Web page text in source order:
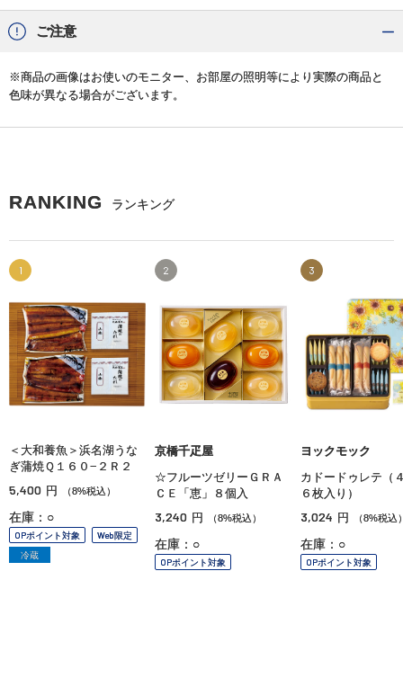
ご注意
※商品の画像はお使いのモニター、お部屋の照明等により実際の商品と
色味が異なる場合がございます。
RANKING ランキング
1
＜大和養魚＞浜名湖うな
ぎ蒲焼Ｑ１６０−２Ｒ２
5,400 円 （8%税込）
在庫：○
OPポイント対象
Web限定
冷蔵
2
京橋千疋屋
☆フルーツゼリーＧＲＡ
ＣＥ「恵」８個入
3,240 円 （8%税込）
在庫：○
OPポイント対象
3
ヨックモック
カドードゥレテ（
６枚入り）
3,024 円 （8%税込
在庫：○
OPポイント対象